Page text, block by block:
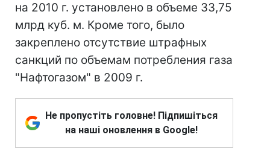
на 2010 г. установлено в объеме 33,75
млрд куб. м. Кроме того, было
закреплено отсутствие штрафных
санкций по объемам потребления газа
"Нафтогазом" в 2009 г.
Не пропустіть головне! Підпишіться
на наші оновлення в Google!